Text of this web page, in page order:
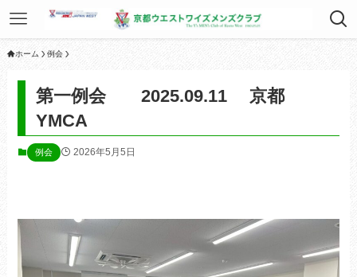
ホーム 例会
第一例会 2025.09.11 京都
YMCA
例会 2026年5月5日